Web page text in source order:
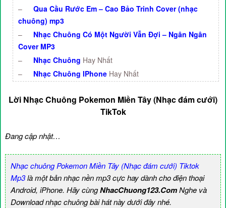
–
Qua Cầu Rước Em – Cao Bảo Trinh Cover (nhạc
chuông) mp3
–
Nhạc Chuông Có Một Người Vẫn Đợi – Ngân Ngân
Cover MP3
–
Nhạc Chuông Hay Nhất
–
Nhạc Chuông IPhone Hay Nhất
Lời Nhạc Chuông Pokemon Miền Tây (Nhạc đám cưới)
TikTok
Đang cập nhật…
Nhạc chuông Pokemon Miền Tây (Nhạc đám cưới) Tiktok
Mp3là một bản nhạc nền mp3 cực hay dành cho điện thoại
Android, iPhone. Hãy cùngNhacChuong123.ComNghe và
Download nhạc chuông bài hát này dưới đây nhé.